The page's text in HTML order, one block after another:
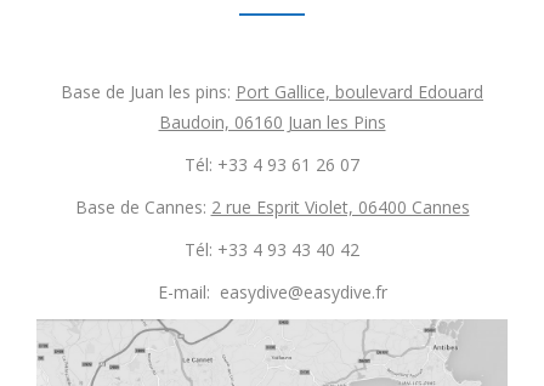
Base de Juan les pins: Port Gallice, boulevard Edouard
Baudoin, 06160 Juan les Pins
Tél: +33 4 93 61 26 07
Base de Cannes: 2 rue Esprit Violet, 06400 Cannes
Tél: +33 4 93 43 40 42
E-mail: easydive@easydive.fr